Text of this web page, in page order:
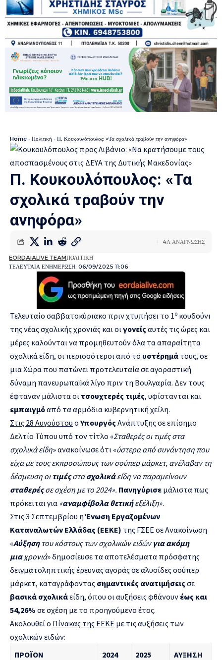
Home - Πολιτική - Π. Κουκουλόπουλος: «Τα σχολικά τραβούν την ανηφόρα»
Π. Κουκουλόπουλος: «Τα
σχολικά τραβούν την
ανηφόρα»
ΤΕΛΕΥΤΑΙΑ ΕΝΗΜΕΡΩΣΗ: 06/09/2025 11:06
EORDAIALIVE TEAMΠΟΛΙΤΙΚΗ
4Λ ΑΝΑΓΝΩΣΗΣ
Τελευταίο σαββατοκύριακο πριν χτυπήσει το 1ο κουδούνι
της νέας σχολικής χρονιάς και οι γονείς αυτές τις ώρες και
μέρες καλούνται να προμηθευτούν όλα τα απαραίτητα
σχολικά είδη, οι περισσότεροι από το υστέρημά τους, σε
μια Χώρα που πατώνει προτελευταία σε αγοραστική
δύναμη πανευρωπαϊκά λίγο πριν τη Βουλγαρία. Δεν τους
έφταναν μάλιστα οι τσουχτερές τιμές, υφίστανται και
εμπαιγμόαπό τα αρμόδια κυβερνητική χείλη.
Στις 28 Αυγούστου ο Υπουργός Ανάπτυξης σε επίσημο
Δελτίο Τύπου υπό τον τίτλο «Σταθερές οι τιμές στα
σχολικά είδη» ανακοίνωσε ότι «ύστερα από συνάντηση που
είχα με τους εκπροσώπους των σούπερ μάρκετ, ανέλαβαν τη
δέσμευση οι τιμέςστασχολικάείδη να παραμείνουν
σταθερέςσε σχέση με το 2024». Πανηγύρισε μάλιστα πως
πρόκειται για «αναμφίβολα θετικήεξέλιξη».
Στις 3 Σεπτεμβρίου ηΈνωση Εργαζομένων
Καταναλωτών Ελλάδας (ΕΕΚΕ) της ΓΣΕΕ σε Ανακοίνωση
«Αύξησητου κόστους των σχολικών ειδών για ακόμη
μιαχρονιά» δημοσίευσε τα αποτελέσματα πρόσφατης
δειγματοληπτικής έρευνας αγοράς σε αλυσίδες σούπερ
μάρκετ, καταγράφοντας σημαντικές ανατιμήσεις σε
βασικά σχολικάείδη, όπου οι αυξήσεις φθάνουν έως και
54,26% σε σχέση με το προηγούμενο έτος.
Ακολουθεί ο Πίνακας της ΕΕΚΕ με τις αυξήσεις των
σχολικών ειδών:
ΠΡΟΪΟΝ
2024 2025 ΑΥΞΗΣΗ